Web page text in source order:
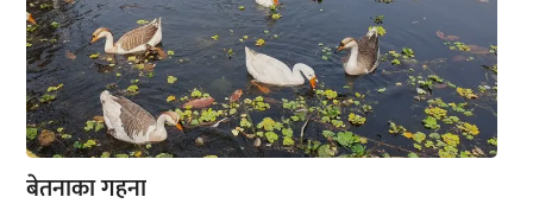
बेतनाका गहना